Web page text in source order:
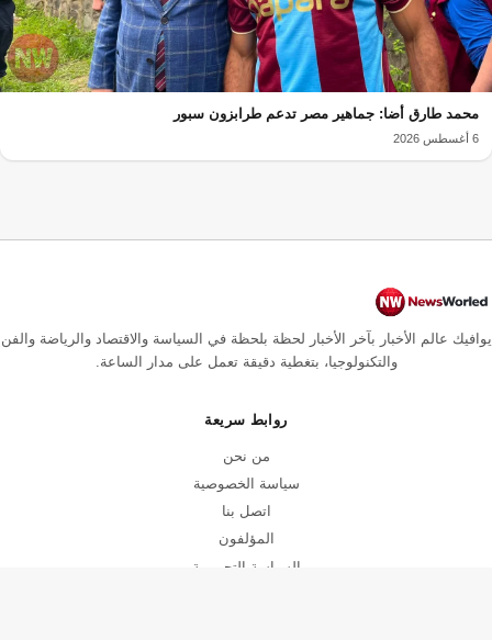
محمد طارق أضا: جماهير مصر تدعم طرابزون سبور
6 أغسطس 2026
يوافيك عالم الأخبار بآخر الأخبار لحظة بلحظة في السياسة والاقتصاد والرياضة والفن
والتكنولوجيا، بتغطية دقيقة تعمل على مدار الساعة.
روابط سريعة
من نحن
سياسة الخصوصية
اتصل بنا
المؤلفون
السياسة التحريرية